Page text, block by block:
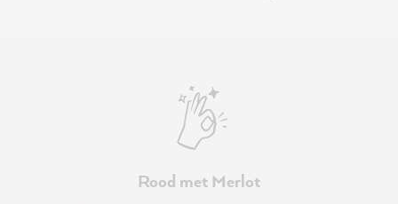
Rood met Merlot